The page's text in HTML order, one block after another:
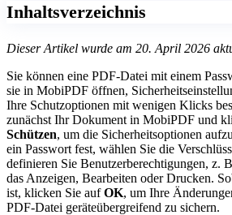
Inhaltsverzeichnis
Dieser Artikel wurde am 20. April 2026
Sie können eine PDF-Datei mit einem
sie in MobiPDF öffnen,
Ihre Schutzoptionen mit wenigen Klicks
zunächst Ihr Dokument in MobiPDF und
Schützen, um die Sicherheitsoptionen
ein Passwort fest, wählen Sie die
definieren Sie Benutzerberechtigungen, z.
das Anzeigen, Bearbeiten oder Drucken.
ist, klicken Sie aufOK, um Ihre
PDF-Datei geräteübergreifend zu sichern.